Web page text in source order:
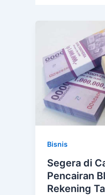
Bisnis
Segera di
Pencairan
Rekening